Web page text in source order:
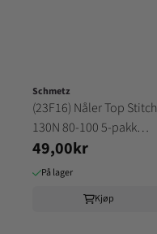
Schmetz
(23F16) Nåler Top Stitch
130N 80-100 5-pakk
SCHMETZ
49,00kr
På lager
Kjøp